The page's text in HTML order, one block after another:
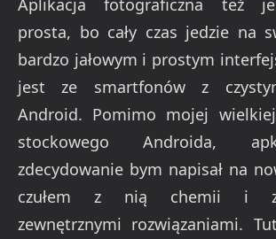
Aplikacja fotograficzna też
prosta, bo cały czas jedzie na
bardzo jałowym i prostym
jest ze smartfonów z
Android. Pomimo mojej
stockowego Androida,
zdecydowanie bym napisał na
czułem z nią chemii i
zewnętrznymi rozwiązaniami.